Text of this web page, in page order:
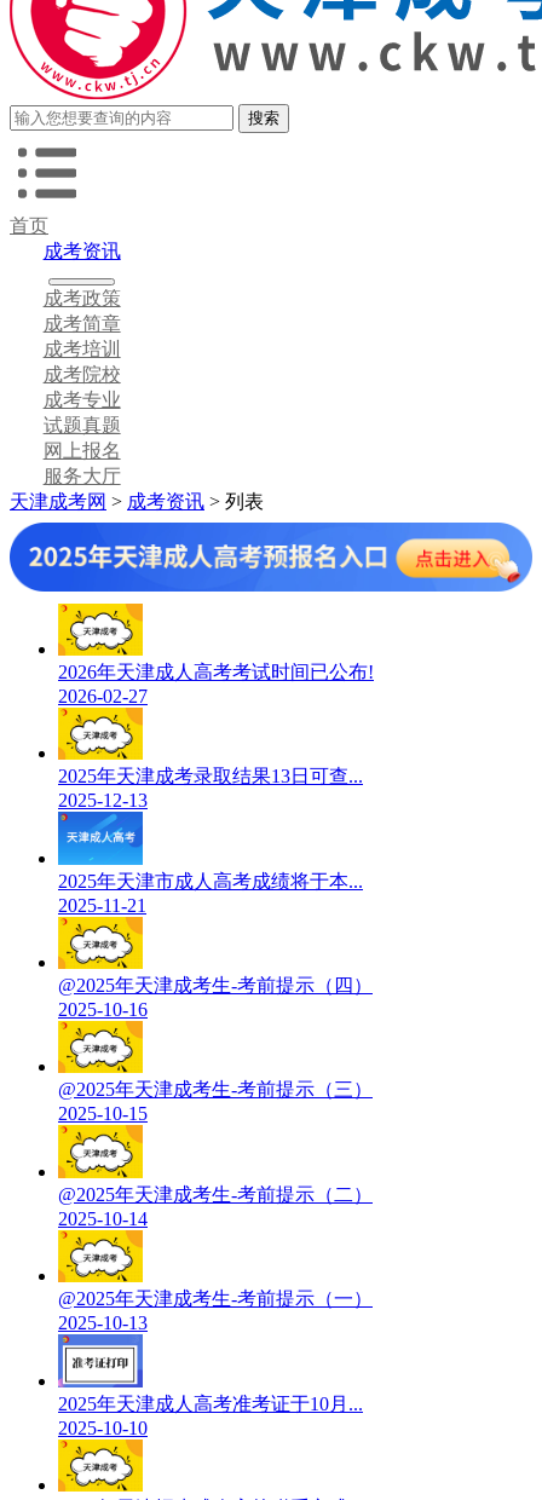
首页
成考资讯
成考政策
成考简章
成考培训
成考院校
成考专业
试题真题
网上报名
服务大厅
天津成考网 > 成考资讯 > 列表
2026年天津成人高考考试时间已公布!
2026-02-27
2025年天津成考录取结果13日可查...
2025-12-13
2025年天津市成人高考成绩将于本...
2025-11-21
@2025年天津成考生-考前提示（四）
2025-10-16
@2025年天津成考生-考前提示（三）
2025-10-15
@2025年天津成考生-考前提示（二）
2025-10-14
@2025年天津成考生-考前提示（一）
2025-10-13
2025年天津成人高考准考证于10月...
2025-10-10